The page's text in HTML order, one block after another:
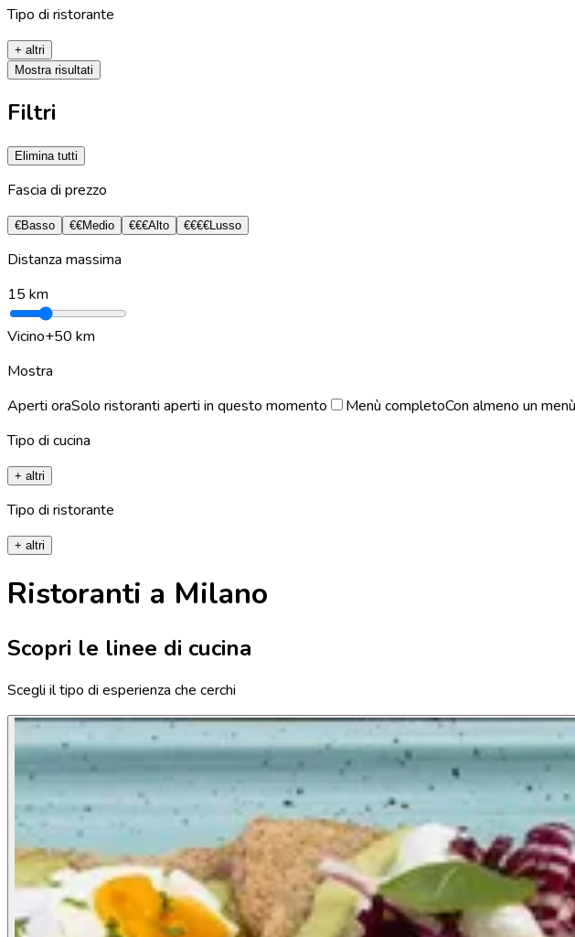
Tipo di ristorante
+ altri
Mostra risultati
Filtri
Elimina tutti
Fascia di prezzo
€Basso €€Medio €€€Alto €€€€Lusso
Distanza massima
15 km
Vicino+50 km
Mostra
Aperti oraSolo ristoranti aperti in questo momento Menù completoCon almeno un
Tipo di cucina
+ altri
Tipo di ristorante
+ altri
Ristoranti a Milano
Scopri le linee di cucina
Scegli il tipo di esperienza che cerchi